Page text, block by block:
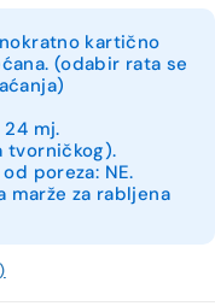
kartično
(odabir rata se
24 mj.
tvorničkog).
poreza: NE.
marže za rabljena